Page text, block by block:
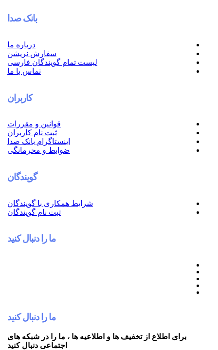
سفارش نریشن
لیست تمام گویندگان فارسی
قوانین و مقررات
ثبت نام کاربران
اینستاگرام بانک صدا
ضوابط و محرمانگی
شرایط همکاری با گویندگان
ثبت نام گویندگان
ما را دنبال کنید
ما را دنبال کنید
اطلاع از تخفیف ها و اطلاعیه ها ، ما را در شبکه های
اجتماعی دنبال کنید